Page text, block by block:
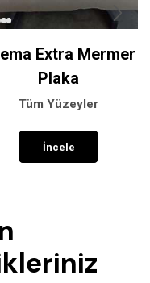
Extra Mermer
Plaka
Tüm Yüzeyler
İncele